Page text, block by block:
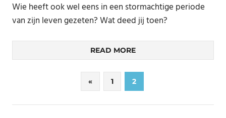
Wie heeft ook wel eens in een stormachtige periode
van zijn leven gezeten? Wat deed jij toen?
READ MORE
paginering
«Previous
Posts
1 2